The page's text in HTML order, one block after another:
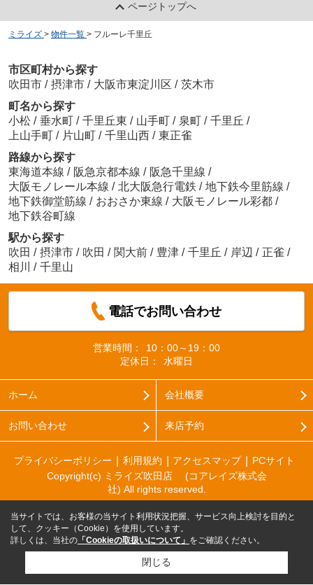
ページトップへ
ミライズ > 物件一覧 > フルーレ千里丘
市区町村から探す
吹田市 / 摂津市 / 大阪市東淀川区 / 茨木市
町名から探す
小松 / 垂水町 / 千里丘東 / 山手町 / 泉町 / 千里丘 /
上山手町 / 片山町 / 千里山西 / 東正雀
路線から探す
東海道本線 / 阪急京都本線 / 阪急千里線 /
大阪モノレール本線 / 北大阪急行電鉄 / 地下鉄今里筋線 /
地下鉄御堂筋線 / おおさか東線 / 大阪モノレール彩都 /
地下鉄谷町線
駅から探す
吹田 / 摂津市 / 吹田 / 関大前 / 豊津 / 千里丘 / 岸辺 / 正雀 /
相川 / 千里山
電話でお問い合わせ
営業時間：
10：00～19：00
定休日：
水曜日
ホーム 会社概要
お問い合わせ 来店予約
プライバシーポリシー 利用規約 アクセスマップ
PCサイト
Copyright(c) ミライズ吹田店 (コアレイズ株式会
社) All rights reserved.
当サイトでは、お客様の当サイト利用状況把握、サービス向上検討を目的と
して、クッキー（Cookie）を使用しています。
詳しくは、当社の 「Cookieの取扱いについて」 をご確認ください。
閉じる